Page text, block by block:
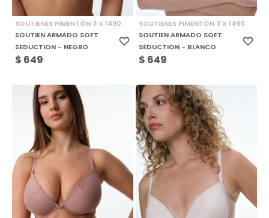
SOUTIENES PIMENTÓN 3 X 1490
SOUTIEN ARMADO SOFT
SEDUCTION - NEGRO
$ 649
SOUTIENES PIMENTÓN 3 X 1490
SOUTIEN ARMADO SOFT
SEDUCTION - BLANCO
$ 649